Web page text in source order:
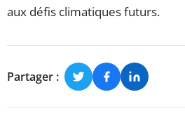
aux défis climatiques futurs.
Partager :